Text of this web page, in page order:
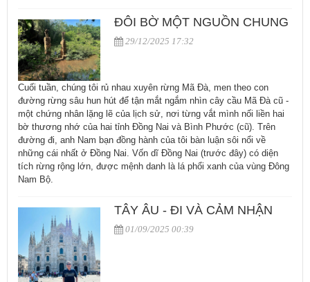
ĐÔI BỜ MỘT NGUỒN CHUNG
29/12/2025 17:32
Cuối tuần, chúng tôi rủ nhau xuyên rừng Mã Đà, men theo con
đường rừng sâu hun hút để tận mắt ngắm nhìn cây cầu Mã Đà cũ -
một chứng nhân lặng lẽ của lịch sử, nơi từng vắt mình nối liền hai
bờ thương nhớ của hai tỉnh Đồng Nai và Bình Phước (cũ). Trên
đường đi, anh Nam bạn đồng hành của tôi bàn luận sôi nổi về
những cái nhất ở Đồng Nai. Vốn dĩ Đồng Nai (trước đây) có diện
tích rừng rộng lớn, được mệnh danh là lá phổi xanh của vùng Đông
Nam Bộ.
TÂY ÂU - ĐI VÀ CẢM NHẬN
01/09/2025 00:39